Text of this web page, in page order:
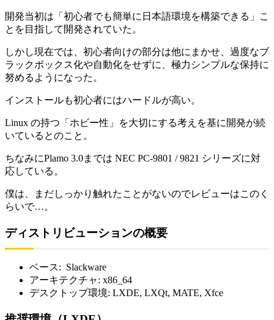
開発当初は「初心者でも簡単に日本語環境を構築できる」こ
とを目指して開発されていた。
しかし現在では、初心者向けの部分は他にまかせ、過度なブ
ラックボックス化や自動化をせずに、極力シンプルな保持に
努めるようになった。
インストールも初心者にはハードルが高い。
Linux の持つ「ホビー性」を大切にする考えを基に開発が続
いているとのこと。
ちなみにPlamo 3.0までは NEC PC-9801 / 9821 シリーズに対
応している。
僕は、まだしっかり触れたことがないのでレビューはこのく
らいで…。
ディストリビューションの概要
ベース: Slackware
アーキテクチャ: x86_64
デスクトップ環境: LXDE, LXQt, MATE, Xfce